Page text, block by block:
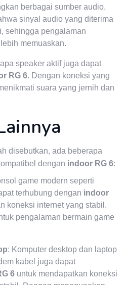
berbagai sumber audio.
sinyal audio yang diterima
sehingga pengalaman
memuaskan.
speaker aktif juga dapat
RG 6. Dengan koneksi yang
suara yang jernih dan
disebutkan, ada beberapa
dengan indoor RG 6:
game modern seperti
terhubung dengan indoor
koneksi internet yang stabil.
pengalaman bermain game
: Komputer desktop dan laptop
kabel juga dapat
6 untuk mendapatkan koneksi